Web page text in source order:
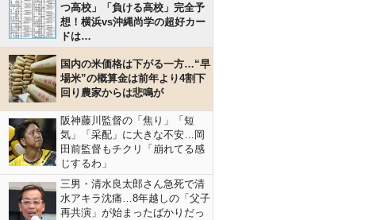
つ高校」「負ける高校」完全予
想！横浜vs沖縄尚学の超好カー
ドは…
国内の米価格は下がる一方…“早
場米”の概算金は前年より4割下
回り農家からは悲鳴が
阪神藤川監督の「焦り」「短
気」「采配」に大きな不安…岡
田前監督もチクリ「崩れてる感
じするわ」
三男・清水良太郎さん急死で清
水アキラ沈痛…8年越しの「父子
再共演」が始まったばかりだっ